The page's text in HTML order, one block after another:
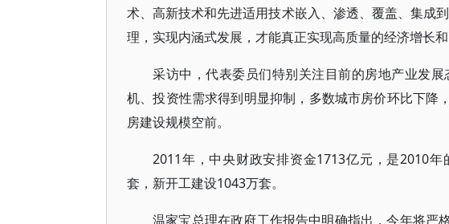
术、高新技术和先进适用技术嵌入、渗透、覆盖、集成
理，实现内涵式发展，才能真正实现高质量的经济增长
采访中，代表委员们特别关注目前的房地产业发
机、投资性需求得到明显抑制，多数城市房价环比下降
房建设规模空前。
2011年，中央财政安排资金1713亿元，是2010
套，新开工建设1043万套。
温家宝总理在政府工作报告中明确指出，今年将严